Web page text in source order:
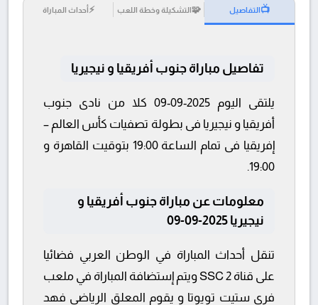
📺التفاصيل 🧩التشكيلة وخطة اللعب ⚡أحداث المباراة
تفاصيل مباراة جنوب أفريقيا و نيجيريا
يلتقى اليوم 2025-09-09 كلا من نادى جنوب
أفريقيا و نيجيريا فى بطولة تصفيات كأس العالم –
إفريقيا فى تمام الساعة 19:00 بتوقيت القاهرة و
19:00.
معلومات عن مباراة جنوب أفريقيا و
نيجيريا 2025-09-09
تنقل أحداث المباراة في الوطن العربي فضائيا
على قناة SSC 2 ويتم إستضافة المباراة في ملعب
فري ستيت تويوتا و يقوم المعلق الرياضى فهد